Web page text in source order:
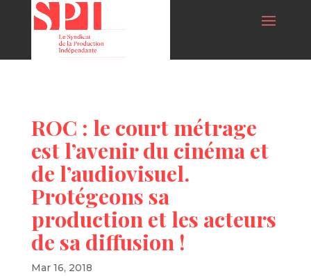
ROC : le court métrage
est l’avenir du cinéma et
de l’audiovisuel.
Protégeons sa
production et les acteurs
de sa diffusion !
Mar 16, 2018